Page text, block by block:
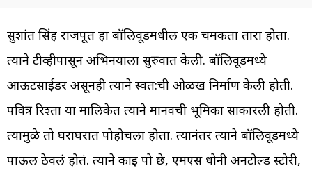
सुशांत सिंह राजपूत हा बॉलिवूडमधील एक चमकता तारा होता.
त्याने टीव्हीपासून अभिनयाला सुरुवात केली. बॉलिवूडमध्ये
आऊटसाईडर असूनही त्याने स्वत:ची ओळख निर्माण केली होती.
पवित्र रिश्ता या मालिकेत त्याने मानवची भूमिका साकारली होती.
त्यामुळे तो घराघरात पोहोचला होता. त्यानंतर त्याने बॉलिवूडमध्ये
पाऊल ठेवलं होतं. त्याने काइ पो छे, एमएस धोनी अनटोल्ड स्टोरी,